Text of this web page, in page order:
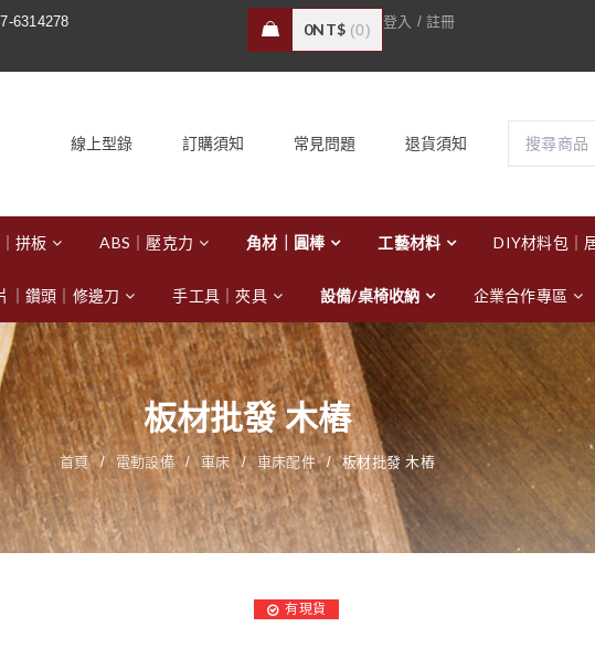
6314278 0NT$ 0 登入 / 註冊
線上型錄 訂購須知 常見問題 退貨須知
拼板 ABS｜壓克力 角材｜圓棒 工藝材料 DIY材料包｜
｜鑽頭｜修邊刀 手工具｜夾具 設備/桌椅收納 企業合作專區
板材批發 木樁
首頁 / 電動設備 / 車床 / 車床配件 / 板材批發 木樁
有現貨